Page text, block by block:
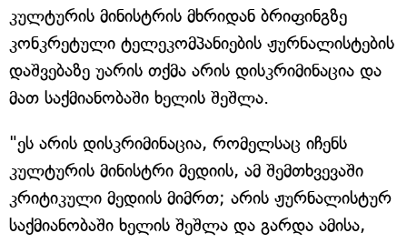
კულტურის მინისტრის მხრიდან ბრიფინგზე
კონკრეტული ტელეკომპანიების ჟურნალისტების
დაშვებაზე უარის თქმა არის დისკრიმინაცია და
მათ საქმიანობაში ხელის შეშლა.
"ეს არის დისკრიმინაცია, რომელსაც იჩენს
კულტურის მინისტრი მედიის, ამ შემთხვევაში
კრიტიკული მედიის მიმრთ; არის ჟურნალისტურ
საქმიანობაში ხელის შეშლა და გარდა ამისა,